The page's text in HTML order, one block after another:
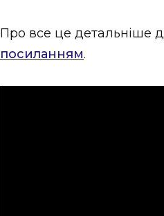
Про все це детальніше
посиланням.